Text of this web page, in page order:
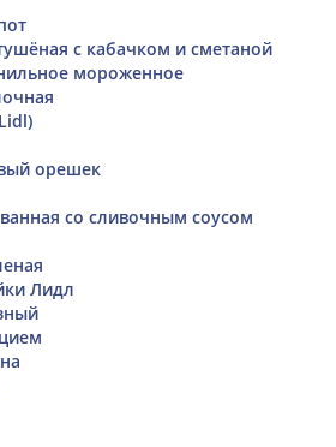
с кабачком и сметаной
мороженное
орешек
со сливочным соусом
Лидл